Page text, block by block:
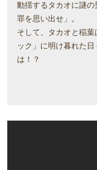
動揺するタカオに謎
罪を思い出せ」。
そして、タカオと稲
ック」に明け暮れた
は！？